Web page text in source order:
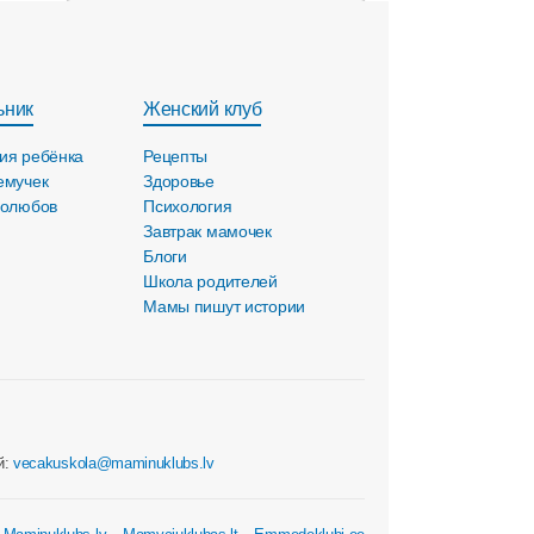
ребёнка
Женский клуб
Рецепты
Здоровье
Психология
Завтрак мамочек
Блоги
Школа родителей
Мамы пишут истории
vecakuskola@maminuklubs.lv